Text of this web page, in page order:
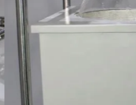
আমাদের
সম্পর্কে
কারখানা
ভ্রমণ